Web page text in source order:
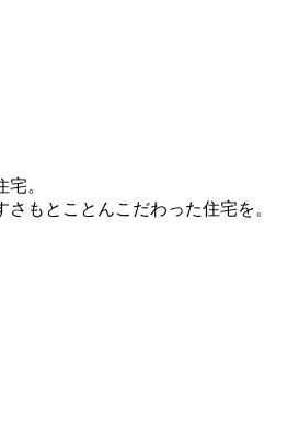
。
さもとことんこだわった住宅を。